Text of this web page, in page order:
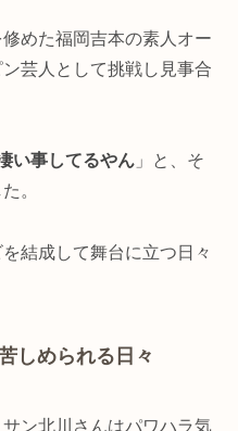
めた福岡吉本の素人オー
芸人として挑戦し見事合
い事してるやん 」と、そ
。
結成して舞台に立つ日々
しめられる日々
ン北川さんはパワハラ気